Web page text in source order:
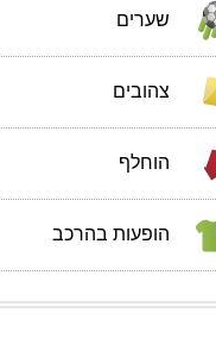
שערים
צהובים
הוחלף
הופעות בהרכב